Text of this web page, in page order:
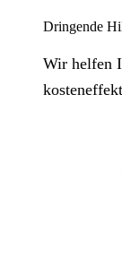
Dringende
Wir helfen